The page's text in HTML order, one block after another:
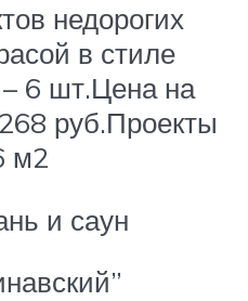
недорогих
в стиле
– 6 шт.Цена на
руб.Проекты
м2
и саун